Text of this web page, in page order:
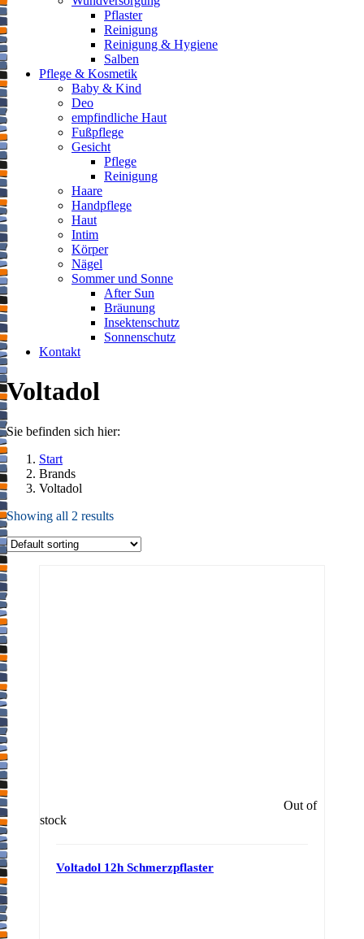
Pflaster
Reinigung
Reinigung & Hygiene
Salben
Pflege & Kosmetik
Baby & Kind
Deo
empfindliche Haut
Fußpflege
Gesicht
Pflege
Reinigung
Haare
Handpflege
Haut
Intim
Körper
Nägel
Sommer und Sonne
After Sun
Bräunung
Insektenschutz
Sonnenschutz
Kontakt
Voltadol
Sie befinden sich hier:
Start
Brands
Voltadol
Showing all 2 results
Out of
stock
Voltadol 12h Schmerzpflaster